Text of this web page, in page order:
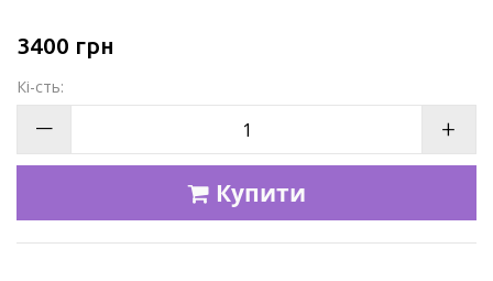
3400 грн
Кі-сть:
— +
Купити